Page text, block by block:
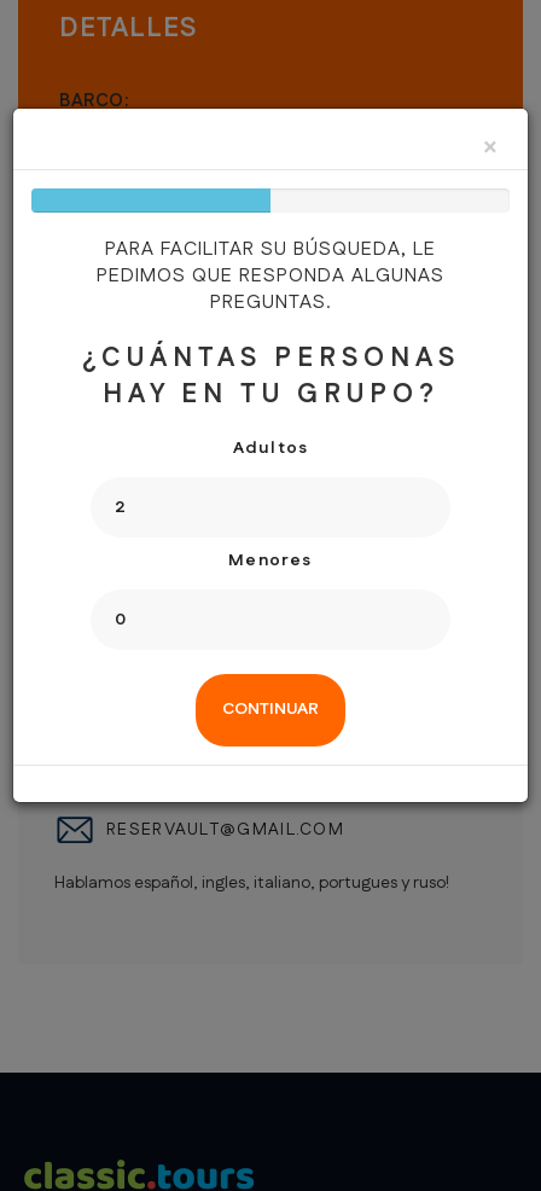
DETALLES
BARCO:
ADULTOS:2
EXCURSIONES:
NECESITAN AYUDA?
telefonos.
+ 34 627 679 153
+ 34 695 495 745
RESERVAULT@GMAIL.COM
Hablamos español, ingles, italiano, portugues y ruso!
×
PARA FACILITAR SU BÚSQUEDA, LE
PEDIMOS QUE RESPONDA ALGUNAS
PREGUNTAS.
¿CUÁNTAS PERSONAS
HAY EN TU GRUPO?
Adultos
Menores
CONTINUAR